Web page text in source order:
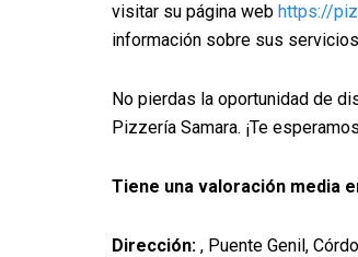
visitar su página web https://
información sobre sus
No pierdas la oportunidad de
Pizzería Samara. ¡Te
Tiene una valoración media
Dirección: , Puente Genil,